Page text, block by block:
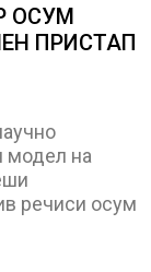
ОСУМ
ПРИСТАП
модел на
речиси осум